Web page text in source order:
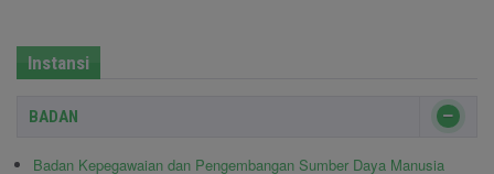
Instansi
BADAN
Badan Kepegawaian dan Pengembangan Sumber Daya Manusia